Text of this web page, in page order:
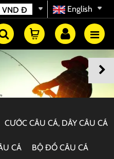
English
VND Đ
CƯỚC CÂU CÁ, DÂY CÂU CÁ
CÁ BỘ ĐỒ CÂU CÁ